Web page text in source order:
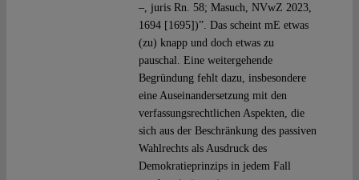
–, juris Rn. 58; Masuch, NVwZ 2023,
1694 [1695])”. Das scheint mE etwas
(zu) knapp und doch etwas zu
pauschal. Eine weitergehende
Begründung fehlt dazu, insbesondere
eine Auseinandersetzung mit den
verfassungsrechtlichen Aspekten, die
sich aus der Beschränkung des passiven
Wahlrechts als Ausdruck des
Demokratieprinzips in jedem Fall